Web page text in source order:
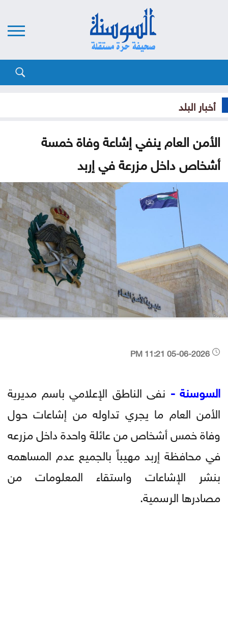
أخبار البلد
الأمن العام ينفي إشاعة وفاة خمسة
أشخاص داخل مزرعة في إربد
السوسنة - نفى الناطق الإعلامي باسم مديرية
الأمن العام ما يجري تداوله من إشاعات حول
وفاة خمس أشخاص من عائلة واحدة داخل مزرعه
في محافظة إربد مهيباً بالجميع عدم المساهمه
بنشر الإشاعات واستقاء المعلومات من
مصادرها الرسمية.